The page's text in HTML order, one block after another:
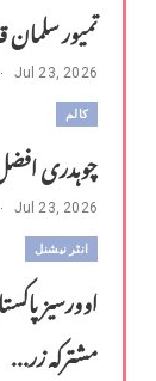
تمیور سلمان
Jul 23, 2026
کالم
چوہدری
Jul 23, 2026
انٹر نیشنل
اوورسیز
مشترکہ زر...